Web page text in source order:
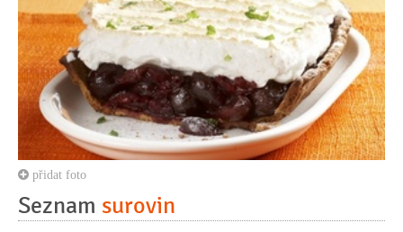
přidat foto
Seznam surovin